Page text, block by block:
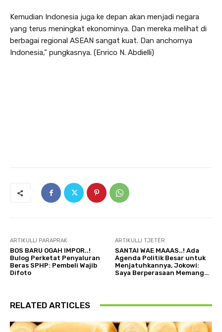
Kemudian Indonesia juga ke depan akan menjadi negara
yang terus meningkat ekonominya. Dan mereka melihat di
berbagai regional ASEAN sangat kuat. Dan anchornya
Indonesia,” pungkasnya. (Enrico N. Abdielli)
ARTIKULLI PARAPRAK
BOS BARU OGAH IMPOR..!
Bulog Perketat Penyaluran
Beras SPHP: Pembeli Wajib
Difoto
ARTIKULLI TJETËR
SANTAI WAE MAAAS..! Ada
Agenda Politik Besar untuk
Menjatuhkannya, Jokowi:
Saya Berperasaan Memang…
RELATED ARTICLES